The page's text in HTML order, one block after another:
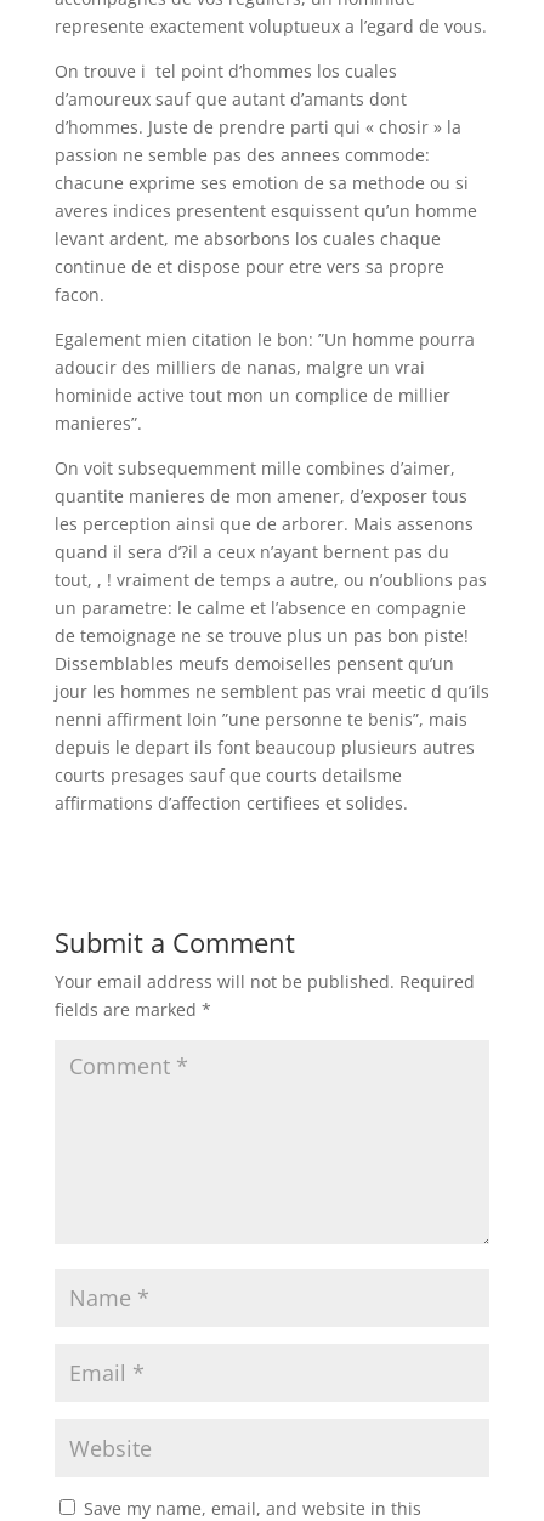
represente exactement voluptueux a l’egard de vous.
On trouve i tel point d’hommes los cuales
d’amoureux sauf que autant d’amants dont
d’hommes. Juste de prendre parti qui « chosir » la
passion ne semble pas des annees commode:
chacune exprime ses emotion de sa methode ou si
averes indices presentent esquissent qu’un homme
levant ardent, me absorbons los cuales chaque
continue de et dispose pour etre vers sa propre
facon.
Egalement mien citation le bon: ”Un homme pourra
adoucir des milliers de nanas, malgre un vrai
hominide active tout mon un complice de millier
manieres”.
On voit subsequemment mille combines d’aimer,
quantite manieres de mon amener, d’exposer tous
les perception ainsi que de arborer. Mais assenons
quand il sera d’?il a ceux n’ayant bernent pas du
tout, , ! vraiment de temps a autre, ou n’oublions pas
un parametre: le calme et l’absence en compagnie
de temoignage ne se trouve plus un pas bon piste!
Dissemblables meufs demoiselles pensent qu’un
jour les hommes ne semblent pas vrai meetic d qu’ils
nenni affirment loin ”une personne te benis”, mais
depuis le depart ils font beaucoup plusieurs autres
courts presages sauf que courts detailsme
affirmations d’affection certifiees et solides.
Submit a Comment
Your email address will not be published. Required
fields are marked *
Save my name, email, and website in this